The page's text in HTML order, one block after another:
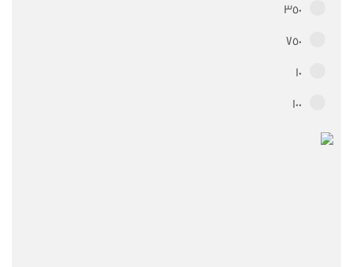
٣٥٠
٧٥٠
١٠
١٠٠